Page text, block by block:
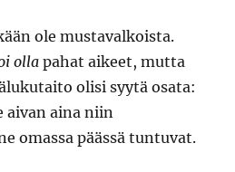
ole mustavalkoista.
olla pahat aikeet, mutta
olisi syytä osata:
aivan aina niin
omassa päässä tuntuvat.